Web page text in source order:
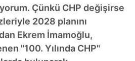
Çünkü CHP değişirse
2028 planını
Ekrem İmamoğlu,
"100. Yılında CHP"